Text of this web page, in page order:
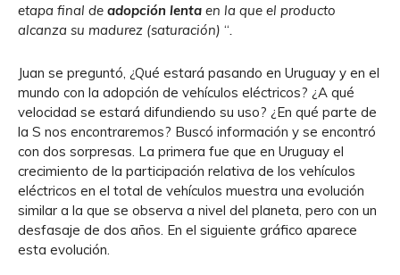
etapa final de adopción lenta en la que el producto
alcanza su madurez (saturación) “.
Juan se preguntó, ¿Qué estará pasando en Uruguay y en el
mundo con la adopción de vehículos eléctricos? ¿A qué
velocidad se estará difundiendo su uso? ¿En qué parte de
la S nos encontraremos? Buscó información y se encontró
con dos sorpresas. La primera fue que en Uruguay el
crecimiento de la participación relativa de los vehículos
eléctricos en el total de vehículos muestra una evolución
similar a la que se observa a nivel del planeta, pero con un
desfasaje de dos años. En el siguiente gráfico aparece
esta evolución.